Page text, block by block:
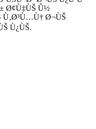
Ø¢Ù‡ÙŠ Û½
Ù‚Ø³Ù…Ù† Ø¬ÙŠ
Ù¿ÙŠ.